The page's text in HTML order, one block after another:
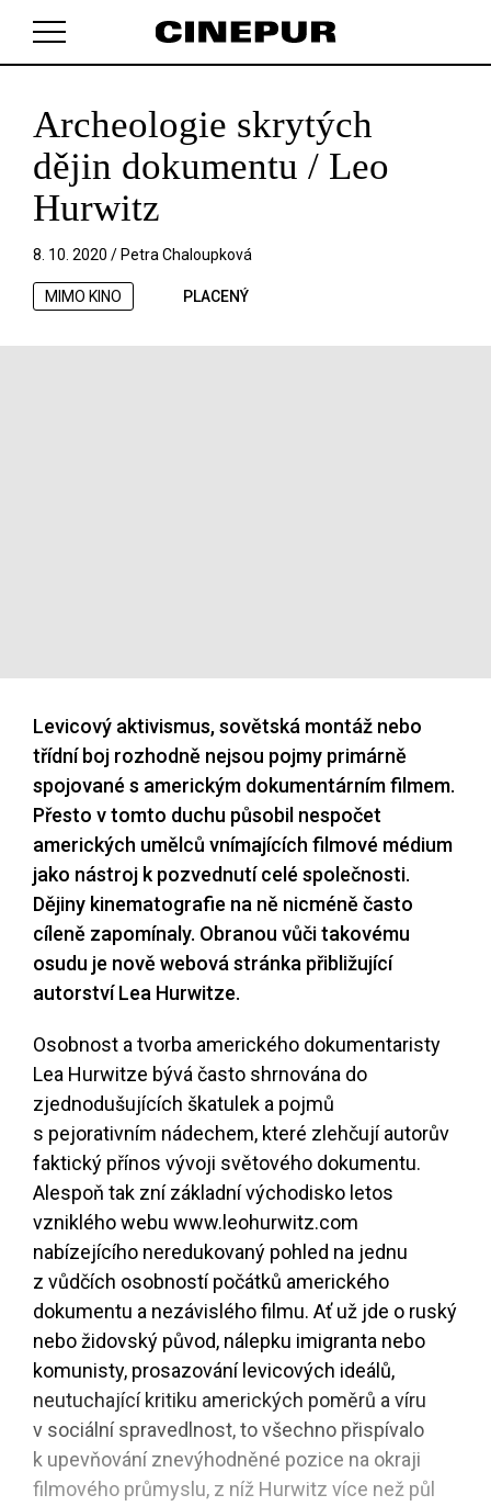
V košíku zatím nemáte žádné položky.
Archeologie skrytých
dějin dokumentu / Leo
Hurwitz
8. 10. 2020 / Petra Chaloupková
MIMO KINO PLACENÝ
Levicový aktivismus, sovětská montáž nebo
třídní boj rozhodně nejsou pojmy primárně
spojované s americkým dokumentárním filmem.
Přesto v tomto duchu působil nespočet
amerických umělců vnímajících filmové médium
jako nástroj k pozvednutí celé společnosti.
Dějiny kinematografie na ně nicméně často
cíleně zapomínaly. Obranou vůči takovému
osudu je nově webová stránka přibližující
autorství Lea Hurwitze.
Osobnost a tvorba amerického dokumentaristy
Lea Hurwitze bývá často shrnována do
zjednodušujících škatulek a pojmů
s pejorativním nádechem, které zlehčují autorův
faktický přínos vývoji světového dokumentu.
Alespoň tak zní základní východisko letos
vzniklého webu www.leohurwitz.com
nabízejícího neredukovaný pohled na jednu
z vůdčích osobností počátků amerického
dokumentu a nezávislého filmu. Ať už jde o ruský
nebo židovský původ, nálepku imigranta nebo
komunisty, prosazování levicových ideálů,
neutuchající kritiku amerických poměrů a víru
v sociální spravedlnost, to všechno přispívalo
k upevňování znevýhodněné pozice na okraji
filmového průmyslu, z níž Hurwitz více než půl